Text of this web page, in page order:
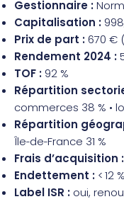
Gestionnaire :
Capitalisation :
Prix de part :670 €
Rendement 2024 :
TOF : 92 %
Répartition
commerces 38 % •
Répartition
Île‑de‑France 31 %
Frais d’acquisition :
Endettement : < 12 %
Label ISR : oui,